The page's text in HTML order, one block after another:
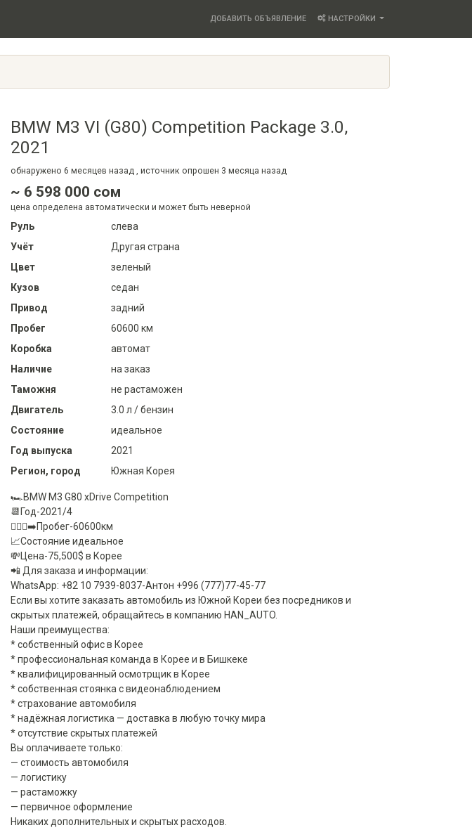
ДОБАВИТЬ ОБЪЯВЛЕНИЕ НАСТРОЙКИ
BMW M3 VI (G80) Competition Package 3.0,
2021
обнаружено 6 месяцев назад , источник опрошен 3 месяца назад
~ 6 598 000 сом
цена определена автоматически и может быть неверной
Руль
слева
Учёт
Другая страна
Цвет
зеленый
Кузов
седан
Привод
задний
Пробег
60600 км
Коробка
автомат
Наличие
на заказ
Таможня
не растаможен
Двигатель
3.0 л / бензин
Состояние
идеальное
Год выпуска
2021
Регион, город
Южная Корея
🏎️BMW M3 G80 xDrive Competition
📆Год-2021/4
🏃🏻‍♂️‍➡️Пробег-60600км
📈Состояние идеальное
💸Цена-75,500$ в Корее
📲 Для заказа и информации:
WhatsApp: +82 10 7939-8037-Антон +996 (777)77-45-77
Если вы хотите заказать автомобиль из Южной Кореи без посредников и
скрытых платежей, обращайтесь в компанию HAN_AUTO.
Наши преимущества:
* собственный офис в Корее
* профессиональная команда в Корее и в Бишкеке
* квалифицированный осмотрщик в Корее
* собственная стоянка с видеонаблюдением
* страхование автомобиля
* надёжная логистика — доставка в любую точку мира
* отсутствие скрытых платежей
Вы оплачиваете только:
— стоимость автомобиля
— логистику
— растаможку
— первичное оформление
Никаких дополнительных и скрытых расходов.